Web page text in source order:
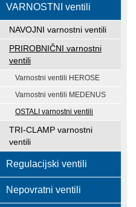
VARNOSTNI ventili
NAVOJNI varnostni ventili
PRIROBNIČNI varnostni
ventili
Varnostni ventili HEROSE
Varnostni ventili MEDENUS
OSTALI varnostni ventili
TRI-CLAMP varnostni
ventili
Regulacijski ventili
Nepovratni ventili